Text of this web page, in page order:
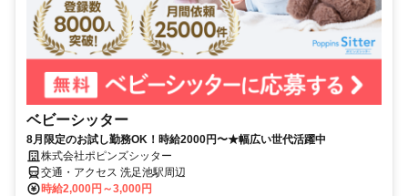
ベビーシッター
8月限定のお試し勤務OK！時給2000円〜★幅広い世代活躍中
株式会社ポピンズシッター
交通・アクセス 洗足池駅周辺
時給2,000円～3,000円